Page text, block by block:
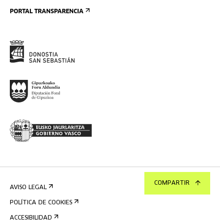
COMPARTIR
PORTAL TRANSPARENCIA
AVISO LEGAL
POLÍTICA DE COOKIES
ACCESIBILIDAD